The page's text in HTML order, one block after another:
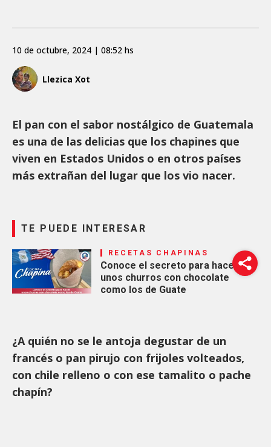
Llezica Xot
10 de octubre, 2024 | 08:52 hs
El pan con el sabor nostálgico de Guatemala
es una de las delicias que los chapines que
viven en Estados Unidos o en otros países
más extrañan del lugar que los vio nacer.
TE PUEDE INTERESAR
RECETAS CHAPINAS
Conoce el secreto para hacer
unos churros con chocolate
como los de Guate
¿A quién no se le antoja degustar de un
francés o pan pirujo con frijoles volteados,
con chile relleno o con ese tamalito o pache
chapín?